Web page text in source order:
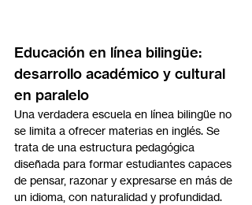
Educación en línea bilingüe:
desarrollo académico y cultural
en paralelo
Una verdadera escuela en línea bilingüe no
se limita a ofrecer materias en inglés. Se
trata de una estructura pedagógica
diseñada para formar estudiantes capaces
de pensar, razonar y expresarse en más de
un idioma, con naturalidad y profundidad.